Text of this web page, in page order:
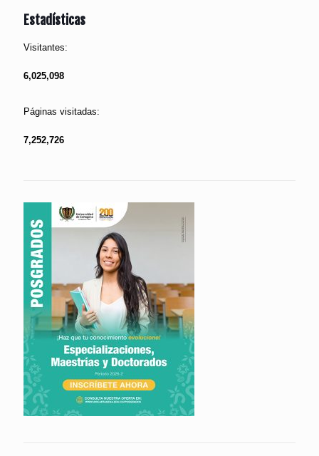
Estadísticas
Visitantes:
6,025,098
Páginas visitadas:
7,252,726